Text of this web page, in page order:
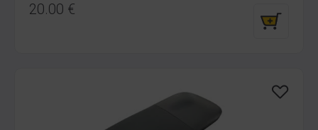
20.00 €